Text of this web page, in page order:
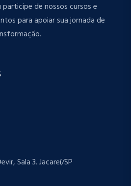
de nossos cursos e
para apoiar sua jornada de
Sala 3. Jacareí/SP